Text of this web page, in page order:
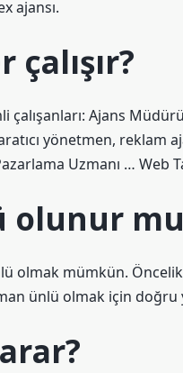
ajansı.
çalışanları: Ajans
yönetmen, reklam
Uzmanı … Web
olunur
olmak mümkün.
ünlü olmak için doğru